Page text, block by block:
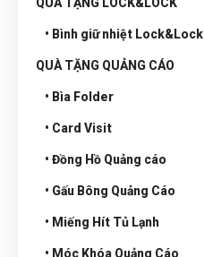
• Bình giữ nhiệt Lock&Lock
QUÀ TẶNG QUẢNG CÁO
• Bìa Folder
• Card Visit
• Đồng Hồ Quảng cáo
• Gấu Bông Quảng Cáo
• Miếng Hít Tủ Lạnh
• Móc Khóa Quảng Cáo